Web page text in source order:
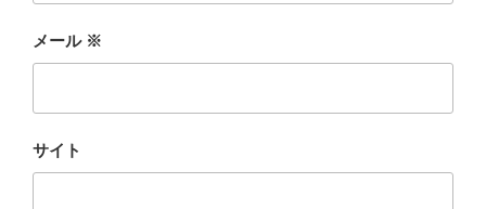
メール ※
サイト